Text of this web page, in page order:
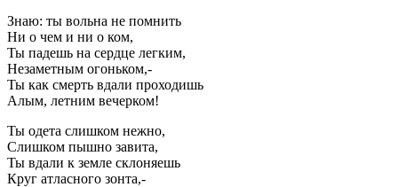
Знаю: ты вольна не помнить
Ни о чем и ни о ком,
Ты падешь на сердце легким,
Незаметным огоньком,-
Ты как смерть вдали проходишь
Алым, летним вечерком!
Ты одета слишком нежно,
Слишком пышно завита,
Ты вдали к земле склоняешь
Круг атласного зонта,-